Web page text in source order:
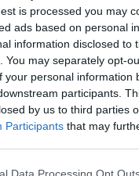
is processed you may
ads based on personal
information disclosed to
You may separately opt-
your personal information
participants.
by us to third parties
Participants that may
that this website/app uses
Data Processing Opt